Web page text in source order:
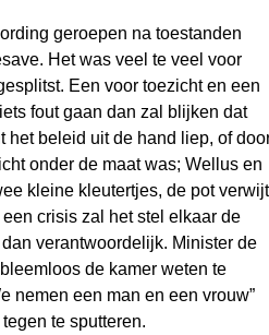
geroepen na toestanden
Het was veel te veel voor
Een voor toezicht en een
fout gaan dan zal blijken dat
het beleid uit de hand liep, of
onder de maat was; Wellus en
kleine kleutertjes, de pot verwijt
crisis zal het stel elkaar de
verantwoordelijk. Minister de
de kamer weten te
nemen een man en een vrouw”
te sputteren.